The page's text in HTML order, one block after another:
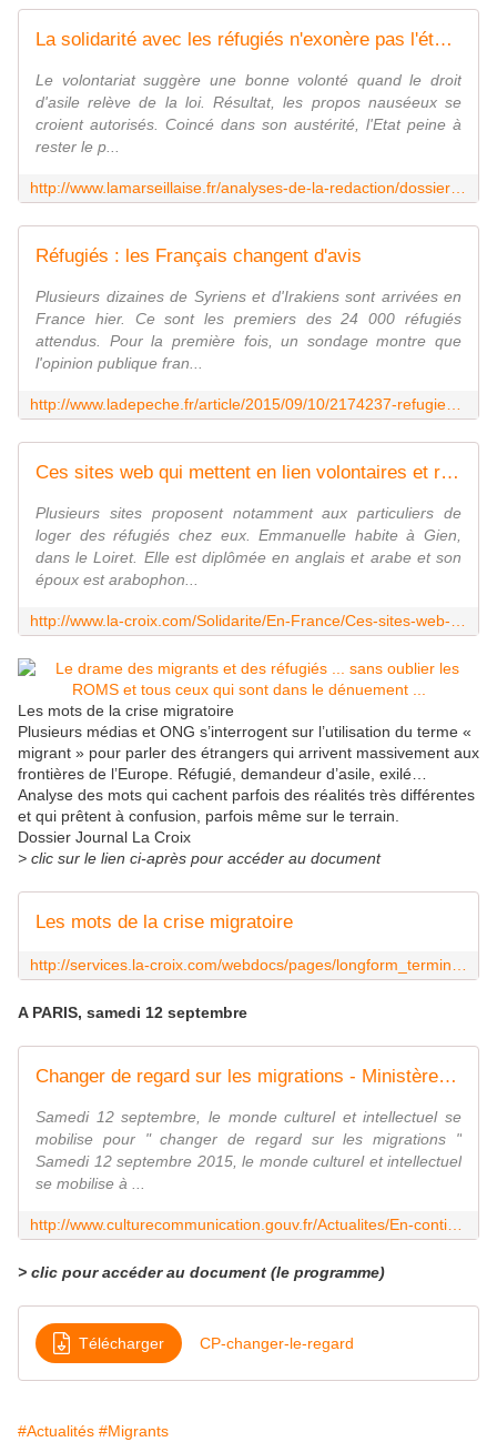
La solidarité avec les réfugiés n'exonère pas l'état - Journal La Marseillaise
Le volontariat suggère une bonne volonté quand le droit
d'asile relève de la loi. Résultat, les propos nauséeux se
croient autorisés. Coincé dans son austérité, l'Etat peine à
rester le p...
Réfugiés : les Français changent d'avis
Plusieurs dizaines de Syriens et d'Irakiens sont arrivées en
France hier. Ce sont les premiers des 24 000 réfugiés
attendus. Pour la première fois, un sondage montre que
l'opinion publique fran...
Ces sites web qui mettent en lien volontaires et réfugiés
Plusieurs sites proposent notamment aux particuliers de
loger des réfugiés chez eux. Emmanuelle habite à Gien,
dans le Loiret. Elle est diplômée en anglais et arabe et son
époux est arabophon...
Les mots de la crise migratoire
Plusieurs médias et ONG s’interrogent sur l’utilisation du terme «
migrant » pour parler des étrangers qui arrivent massivement aux
frontières de l’Europe. Réfugié, demandeur d’asile, exilé…
Analyse des mots qui cachent parfois des réalités très différentes
et qui prêtent à confusion, parfois même sur le terrain.
Dossier Journal La Croix
> clic sur le lien ci-après pour accéder au document
Les mots de la crise migratoire
A PARIS, samedi 12 septembre
Changer de regard sur les migrations - Ministère de la Culture et de la Communication
Samedi 12 septembre, le monde culturel et intellectuel se
mobilise pour " changer de regard sur les migrations "
Samedi 12 septembre 2015, le monde culturel et intellectuel
se mobilise à ...
> clic pour accéder au document (le programme)
Télécharger CP-changer-le-regard
#Actualités #Migrants